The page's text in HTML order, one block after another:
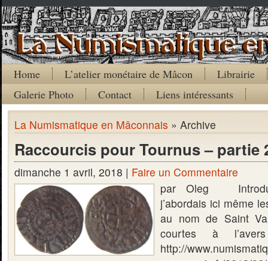
Home L’atelier monétaire de Mâcon
Librairie
Galerie Photo
Contact Liens intéressants
La Numismatique en Mâconnais » Archive
Raccourcis pour Tournus – partie
dimanche 1 avril, 2018 | Faire un Commentaire
par Oleg
j’abordais ici même
au nom de Saint
courtes à
http://